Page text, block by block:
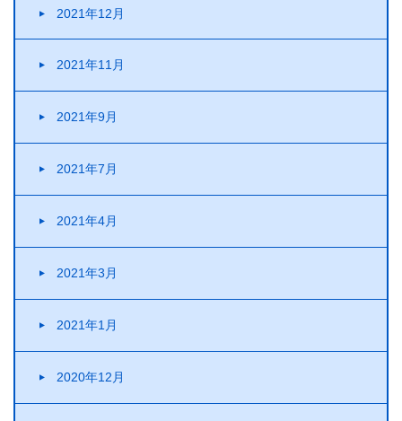
2021年12月
2021年11月
2021年9月
2021年7月
2021年4月
2021年3月
2021年1月
2020年12月